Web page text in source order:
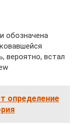
обозначена
вероятно, встал
определение